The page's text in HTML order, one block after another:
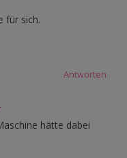
für sich.
Antworten
hätte dabei